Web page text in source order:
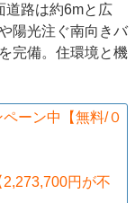
道路は約6mと広
陽光注ぐ南向きバ
完備。住環境と機
ーン中【無料/０
円が不